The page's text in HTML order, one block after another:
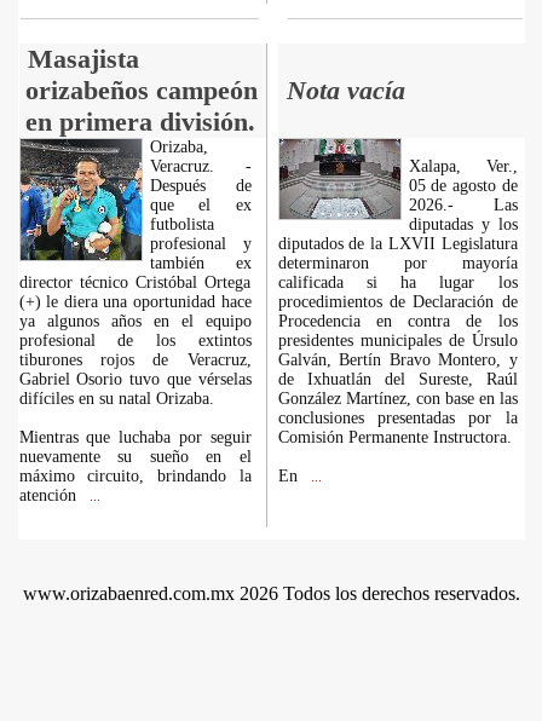
Masajista
orizabeños campeón
en primera división.
Nota vacía
Orizaba,
Veracruz. -
Después de
que el ex
futbolista
profesional y
también ex
director técnico Cristóbal Ortega
(+) le diera una oportunidad hace
ya algunos años en el equipo
profesional de los extintos
tiburones rojos de Veracruz,
Gabriel Osorio tuvo que vérselas
difíciles en su natal Orizaba.
Mientras que luchaba por seguir
nuevamente su sueño en el
máximo circuito, brindando la
atención
Xalapa, Ver.,
05 de agosto de
2026.- Las
diputadas y los
diputados de la LXVII Legislatura
determinaron por mayoría
calificada si ha lugar los
procedimientos de Declaración de
Procedencia en contra de los
presidentes municipales de Úrsulo
Galván, Bertín Bravo Montero, y
de Ixhuatlán del Sureste, Raúl
González Martínez, con base en las
conclusiones presentadas por la
Comisión Permanente Instructora.
En
www.orizabaenred.com.mx 2026 Todos los derechos reservados.